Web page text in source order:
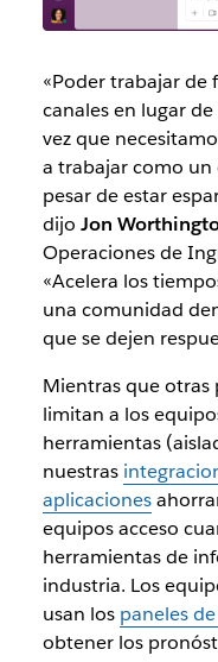
«Poder trabajar de
canales en lugar
vez que
a trabajar como
pesar de estar
dijo Jon
Operaciones de
«Acelera los
una comunidad
que se dejen
Mientras que otras
limitan a los
herramientas
nuestras
aplicaciones
equipos acceso
herramientas de
industria. Los
usan los paneles
obtener los